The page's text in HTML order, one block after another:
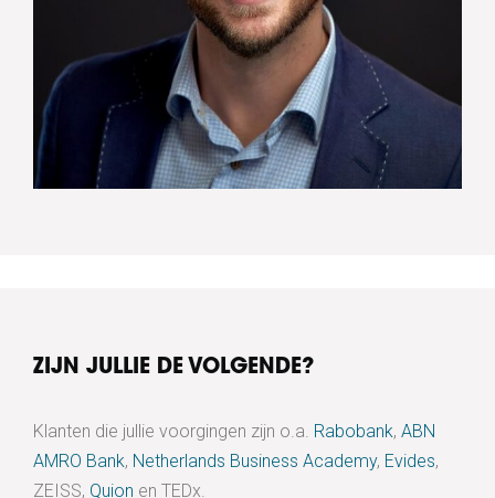
ZIJN JULLIE DE VOLGENDE?
Klanten die jullie voorgingen zijn o.a. Rabobank, ABN
AMRO Bank, Netherlands Business Academy, Evides,
ZEISS, Quion en TEDx.